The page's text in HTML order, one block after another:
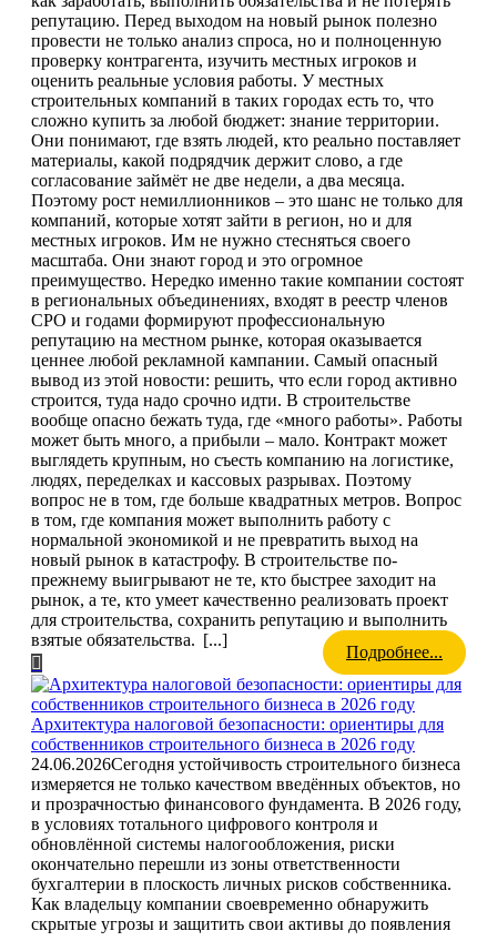
репутацию. Перед выходом на новый рынок полезно
провести не только анализ спроса, но и полноценную
проверку контрагента, изучить местных игроков и
оценить реальные условия работы. У местных
строительных компаний в таких городах есть то, что
сложно купить за любой бюджет: знание территории.
Они понимают, где взять людей, кто реально поставляет
материалы, какой подрядчик держит слово, а где
согласование займёт не две недели, а два месяца.
Поэтому рост немиллионников – это шанс не только для
компаний, которые хотят зайти в регион, но и для
местных игроков. Им не нужно стесняться своего
масштаба. Они знают город и это огромное
преимущество. Нередко именно такие компании состоят
в региональных объединениях, входят в реестр членов
СРО и годами формируют профессиональную
репутацию на местном рынке, которая оказывается
ценнее любой рекламной кампании. Самый опасный
вывод из этой новости: решить, что если город активно
строится, туда надо срочно идти. В строительстве
вообще опасно бежать туда, где «много работы». Работы
может быть много, а прибыли – мало. Контракт может
выглядеть крупным, но съесть компанию на логистике,
людях, переделках и кассовых разрывах. Поэтому
вопрос не в том, где больше квадратных метров. Вопрос
в том, где компания может выполнить работу с
нормальной экономикой и не превратить выход на
новый рынок в катастрофу. В строительстве по-
прежнему выигрывают не те, кто быстрее заходит на
рынок, а те, кто умеет качественно реализовать проект
для строительства, сохранить репутацию и выполнить
взятые обязательства. [...]
Подробнее...
Архитектура налоговой безопасности: ориентиры для
собственников строительного бизнеса в 2026 году
24.06.2026Сегодня устойчивость строительного бизнеса
измеряется не только качеством введённых объектов, но
и прозрачностью финансового фундамента. В 2026 году,
в условиях тотального цифрового контроля и
обновлённой системы налогообложения, риски
окончательно перешли из зоны ответственности
бухгалтерии в плоскость личных рисков собственника.
Как владельцу компании своевременно обнаружить
скрытые угрозы и защитить свои активы до появления